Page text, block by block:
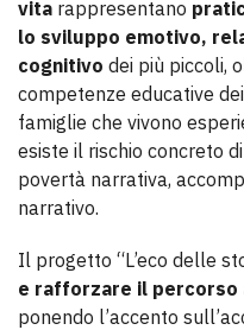
vita rappresentano
lo sviluppo emotivo,
cognitivo dei più piccoli,
competenze educative
famiglie che vivono
esiste il rischio concreto
povertà narrativa,
narrativo.
Il progetto “L’eco delle
e rafforzare il percorso
ponendo l’accento